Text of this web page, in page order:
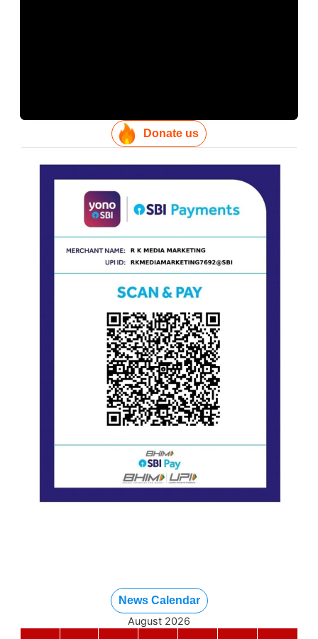
Donate us
News Calendar
August 2026